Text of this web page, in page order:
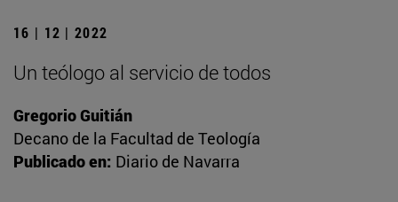
16 | 12 | 2022
Un teólogo al servicio de todos
Gregorio Guitián
Decano de la Facultad de Teología
Publicado en: Diario de Navarra